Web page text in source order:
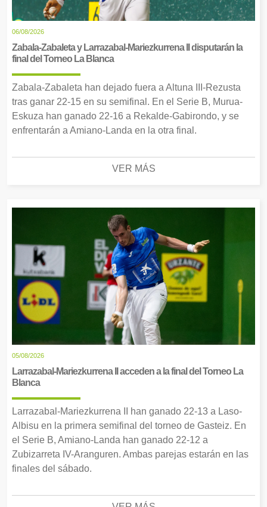
06/08/2026
Zabala-Zabaleta y Larrazabal-Mariezkurrena II disputarán la
final del Torneo La Blanca
Zabala-Zabaleta han dejado fuera a Altuna III-Rezusta
tras ganar 22-15 en su semifinal. En el Serie B, Murua-
Eskuza han ganado 22-16 a Rekalde-Gabirondo, y se
enfrentarán a Amiano-Landa en la otra final.
VER MÁS
05/08/2026
Larrazabal-Mariezkurrena II acceden a la final del Torneo La
Blanca
Larrazabal-Mariezkurrena II han ganado 22-13 a Laso-
Albisu en la primera semifinal del torneo de Gasteiz. En
el Serie B, Amiano-Landa han ganado 22-12 a
Zubizarreta IV-Aranguren. Ambas parejas estarán en las
finales del sábado.